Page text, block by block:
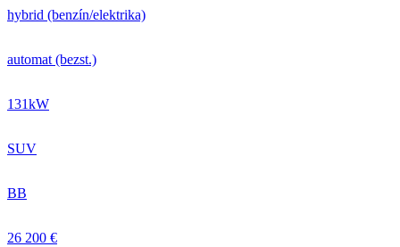
hybrid (benzín/elektrika)
automat (bezst.)
131kW
SUV
BB
26 200 €